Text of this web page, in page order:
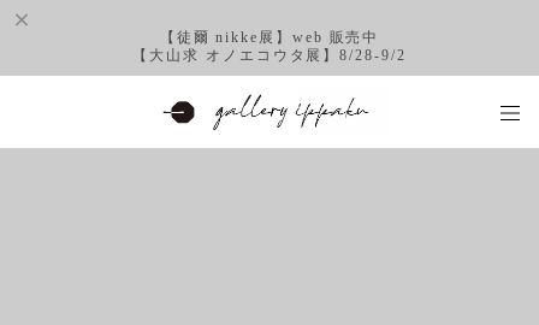
【徒爾 nikke展】web 販売中
【大山求 オノエコウタ展】8/28-9/2